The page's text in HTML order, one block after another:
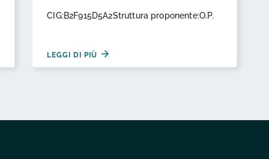
CIG:B2F915D5A2Struttura proponente:O.P.
LEGGI DI PIÙ